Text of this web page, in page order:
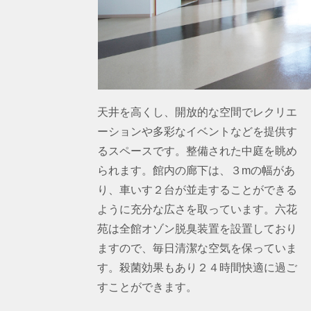
天井を高くし、開放的な空間でレクリエ
ーションや多彩なイベントなどを提供す
るスペースです。整備された中庭を眺め
られます。館内の廊下は、３mの幅があ
り、車いす２台が並走することができる
ように充分な広さを取っています。六花
苑は全館オゾン脱臭装置を設置しており
ますので、毎日清潔な空気を保っていま
す。殺菌効果もあり２４時間快適に過ご
すことができます。